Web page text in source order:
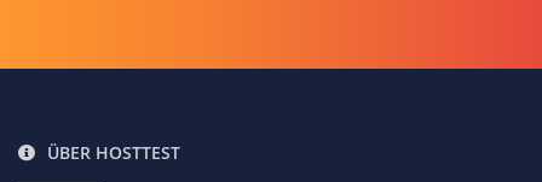
ÜBER HOSTTEST